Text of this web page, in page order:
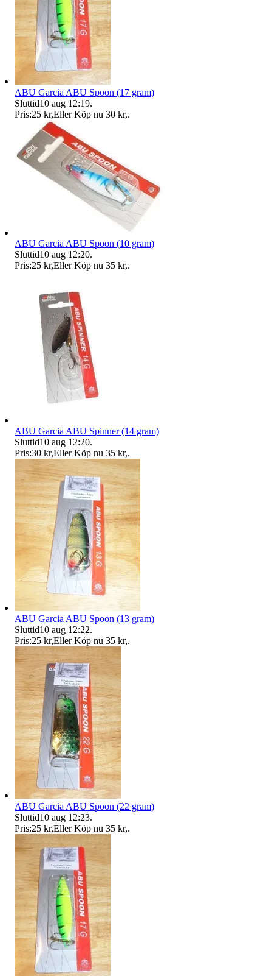
ABU Garcia ABU Spoon (17 gram)
Sluttid10 aug 12:19.
Pris:25 kr,Eller Köp nu 30 kr,.
ABU Garcia ABU Spoon (10 gram)
Sluttid10 aug 12:20.
Pris:25 kr,Eller Köp nu 35 kr,.
ABU Garcia ABU Spinner (14 gram)
Sluttid10 aug 12:20.
Pris:30 kr,Eller Köp nu 35 kr,.
ABU Garcia ABU Spoon (13 gram)
Sluttid10 aug 12:22.
Pris:25 kr,Eller Köp nu 35 kr,.
ABU Garcia ABU Spoon (22 gram)
Sluttid10 aug 12:23.
Pris:25 kr,Eller Köp nu 35 kr,.